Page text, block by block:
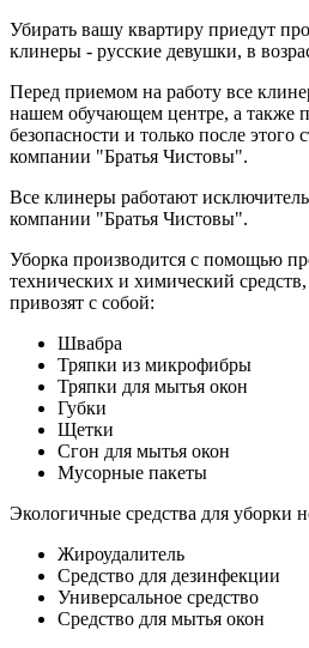
Убирать вашу квартиру приедут
клинеры - русские девушки, в
Перед приемом на работу все
нашем обучающем центре, а также
безопасности и только после этого
компании "Братья Чистовы".
Все клинеры работают
компании "Братья Чистовы".
Уборка производится с помощью
технических и химический
привозят с собой:
Швабра
Тряпки из микрофибры
Тряпки для мытья окон
Губки
Щетки
Сгон для мытья окон
Мусорные пакеты
Экологичные средства для уборки
Жироудалитель
Средство для дезинфекции
Универсальное средство
Средство для мытья окон